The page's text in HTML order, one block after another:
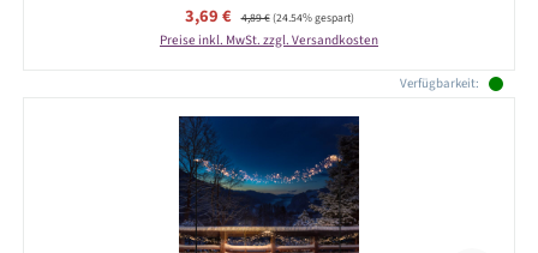
Verkaufspreis:
3,69 € Regulärer Preis:
4,89 €(24.54% gespart)
Preise inkl. MwSt. zzgl. Versandkosten
Verfügbarkeit: